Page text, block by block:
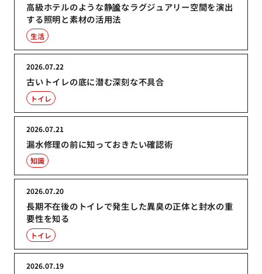
高級ホテルのような静謐なラグジュアリー空間を演出
する照明と素材の活用法
生活
古いトイレの底に潜む深刻な不具合
2026.07.22
トイレ
漏水修理の前に知っておきたい確認術
2026.07.21
知識
長期不在後のトイレで発生した異臭の正体と封水の重
要性を知る
2026.07.20
トイレ
2026.07.19